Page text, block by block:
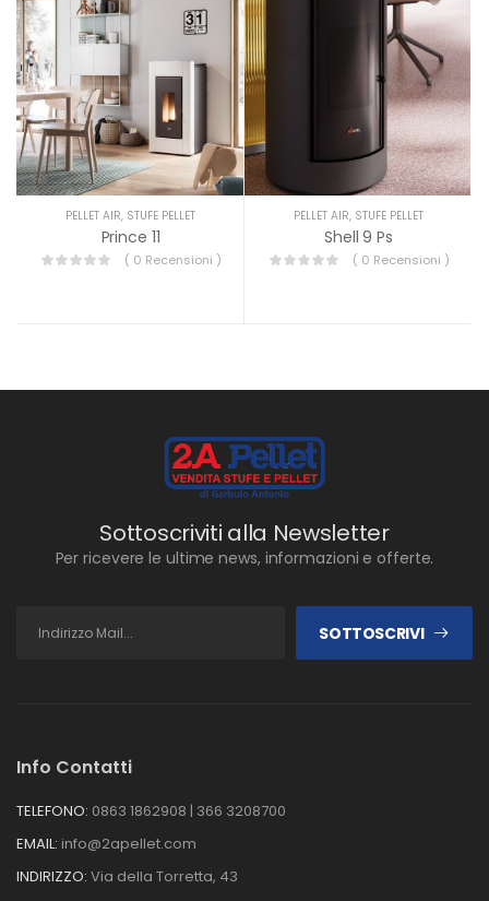
PELLET AIR, STUFE PELLET
Prince 11
( 0 Recensioni )
PELLET AIR, STUFE PELLET
Shell 9 Ps
( 0 Recensioni )
Sottoscriviti alla Newsletter
Per ricevere le ultime news, informazioni e offerte.
SOTTOSCRIVI
Info Contatti
TELEFONO: 0863 1862908 | 366 3208700
EMAIL: info@2apellet.com
INDIRIZZO: Via della Torretta, 43